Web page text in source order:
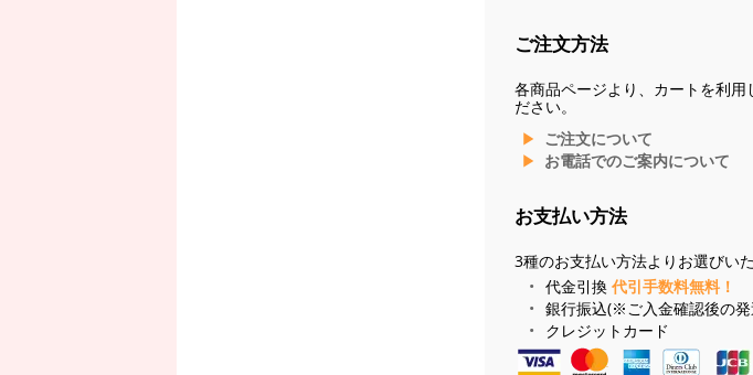
ご注文方法
各商品ページより、カートを利用
ださい。
ご注文について
お電話でのご案内について
お支払い方法
3種のお支払い方法よりお選びいた
代金引換 代引手数料無料！
銀行振込(※ご入金確認後の発
クレジットカード